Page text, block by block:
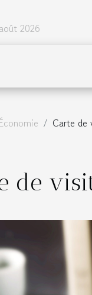
2026
Économie Carte de
de